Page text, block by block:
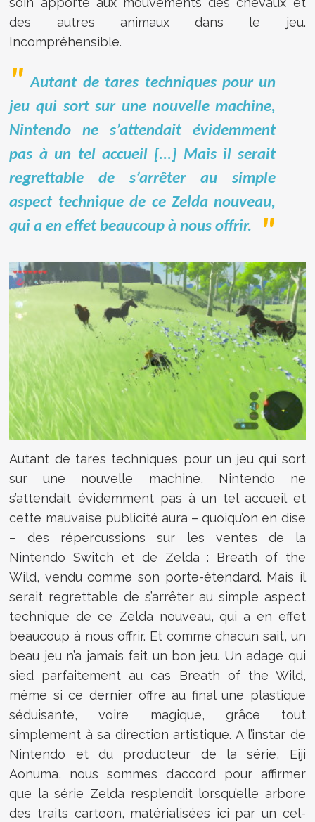
des autres animaux dans le jeu.
Incompréhensible.
Autant de tares techniques pour un
jeu qui sort sur une nouvelle machine,
Nintendo ne s’attendait évidemment
pas à un tel accueil [...] Mais il serait
regrettable de s’arrêter au simple
aspect technique de ce Zelda nouveau,
qui a en effet beaucoup à nous offrir.
Autant de tares techniques pour un jeu qui sort
sur une nouvelle machine, Nintendo ne
s’attendait évidemment pas à un tel accueil et
cette mauvaise publicité aura – quoiqu’on en dise
– des répercussions sur les ventes de la
Nintendo Switch et de Zelda : Breath of the
Wild, vendu comme son porte-étendard. Mais il
serait regrettable de s’arrêter au simple aspect
technique de ce Zelda nouveau, qui a en effet
beaucoup à nous offrir. Et comme chacun sait, un
beau jeu n’a jamais fait un bon jeu. Un adage qui
sied parfaitement au cas Breath of the Wild,
même si ce dernier offre au final une plastique
séduisante, voire magique, grâce tout
simplement à sa direction artistique. A l’instar de
Nintendo et du producteur de la série, Eiji
Aonuma, nous sommes d’accord pour affirmer
que la série Zelda resplendit lorsqu’elle arbore
des traits cartoon, matérialisées ici par un cel-